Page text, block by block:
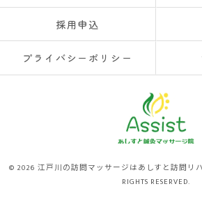
採用申込
プライバシーポリシー
© 2026 江戸川の訪問マッサージはあしすと訪問リ
RIGHTS RESERVED.